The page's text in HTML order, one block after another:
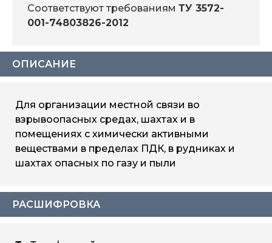
Соответствуют требованиям ТУ 3572-
001-74803826-2012
ОПИСАНИЕ
Для организации местной связи во
взрывоопасных средах, шахтах и в
помещениях с химически активными
веществами в пределах ПДК, в рудниках и
шахтах опасных по газу и пыли
РАСШИФРОВКА